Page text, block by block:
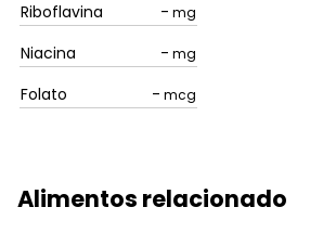
Riboflavina - mg
Niacina - mg
Folato - mcg
Alimentos relacionado